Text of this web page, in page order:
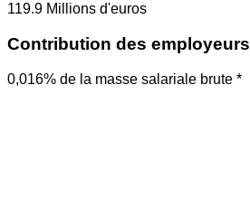
119.9 Millions d'euros
Contribution des employeurs
0,016% de la masse salariale brute *